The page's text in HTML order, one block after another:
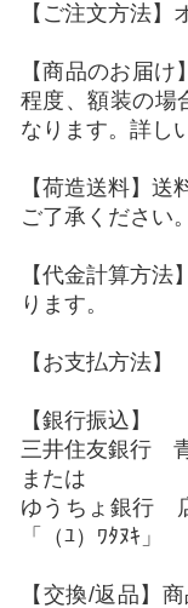
【ご注文方法
【商品のお届
程度、額装の場
なります。詳し
【荷造送料】
ご了承ください
【代金計算方
ります。
【お支払方法】
【銀行振込】
三井住友銀行
または
ゆうちょ銀行
「（ﾕ）ﾜﾀﾇｷ」
【交換/返品】